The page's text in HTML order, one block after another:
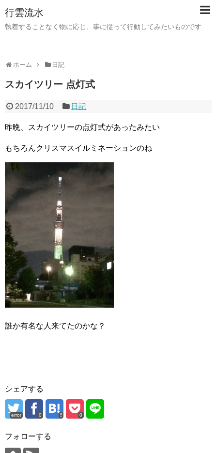
行雲流水
執着することなく物に応じ、事に従って行動してみたいものです
ホーム 日記
スカイツリー 点灯式
2017/11/10 日記
昨晩、スカイツリーの点灯式があったみたい
もちろんクリスマスイルミネーションのね
誰か有名な人来てたのかな？
シェアする
error 0 0
フォローする